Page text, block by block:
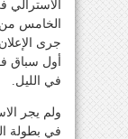
الخامس
جرى
في الليل.
ولم يجر